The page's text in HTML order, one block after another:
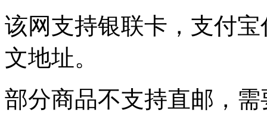
该网支持银联卡，支付
文地址。
部分商品不支持直邮，